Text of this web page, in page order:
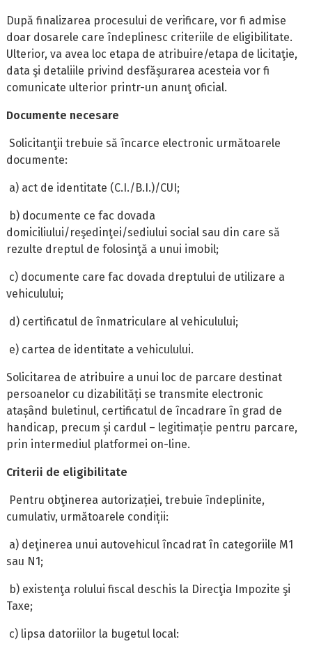
După finalizarea procesului de verificare, vor fi admise
doar dosarele care îndeplinesc criteriile de eligibilitate.
Ulterior, va avea loc etapa de atribuire/etapa de licitaţie,
data şi detaliile privind desfăşurarea acesteia vor fi
comunicate ulterior printr-un anunţ oficial.
Documente necesare
Solicitanţii trebuie să încarce electronic următoarele
documente:
a) act de identitate (C.I./B.I.)/CUI;
b) documente ce fac dovada
domiciliului/reşedinţei/sediului social sau din care să
rezulte dreptul de folosinţă a unui imobil;
c) documente care fac dovada dreptului de utilizare a
vehiculului;
d) certificatul de înmatriculare al vehiculului;
e) cartea de identitate a vehiculului.
Solicitarea de atribuire a unui loc de parcare destinat
persoanelor cu dizabilități se transmite electronic
atașând buletinul, certificatul de încadrare în grad de
handicap, precum și cardul – legitimație pentru parcare,
prin intermediul platformei on-line.
Criterii de eligibilitate
Pentru obţinerea autorizației, trebuie îndeplinite,
cumulativ, următoarele condiții:
a) deţinerea unui autovehicul încadrat în categoriile M1
sau N1;
b) existenţa rolului fiscal deschis la Direcţia Impozite şi
Taxe;
c) lipsa datoriilor la bugetul local: